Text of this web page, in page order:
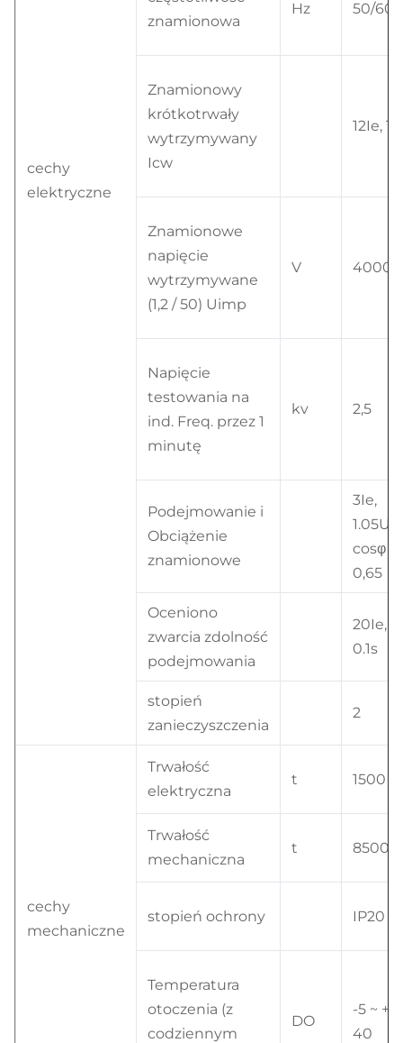
cechy
elektryczne
znamionowa
Hz 50/60
Znamionowy
krótkotrwały
wytrzymywany
Icw
12Ie, 1s
Znamionowe
napięcie
wytrzymywane
(1,2 / 50) Uimp
V 4000
Napięcie
testowania na
ind. Freq. przez 1
minutę
kv 2,5
Podejmowanie i
Obciążenie
znamionowe
3Ie,
1.05Ue,
cosφ =
0,65
Oceniono
zwarcia zdolność
podejmowania
20Ie,
0.1s
stopień
zanieczyszczenia
2
cechy
mechaniczne
Trwałość
elektryczna
t 1500
Trwałość
mechaniczna
t 8500
stopień ochrony IP20
Temperatura
otoczenia (z
codziennym
DO
-5 ~ +
40